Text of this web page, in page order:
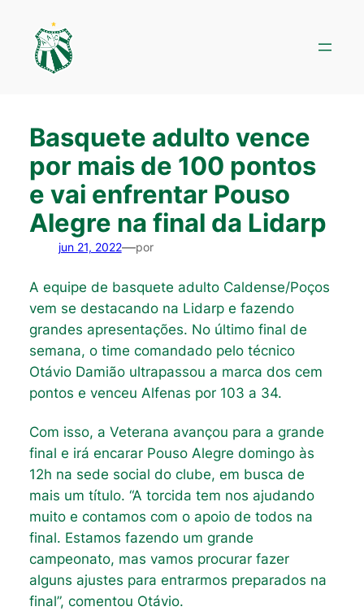
conteúdo
Basquete adulto vence
por mais de 100 pontos
e vai enfrentar Pouso
Alegre na final da Lidarp
jun 21, 2022—por
A equipe de basquete adulto Caldense/Poços
vem se destacando na Lidarp e fazendo
grandes apresentações. No último final de
semana, o time comandado pelo técnico
Otávio Damião ultrapassou a marca dos cem
pontos e venceu Alfenas por 103 a 34.
Com isso, a Veterana avançou para a grande
final e irá encarar Pouso Alegre domingo às
12h na sede social do clube, em busca de
mais um título. “A torcida tem nos ajudando
muito e contamos com o apoio de todos na
final. Estamos fazendo um grande
campeonato, mas vamos procurar fazer
alguns ajustes para entrarmos preparados na
final”, comentou Otávio.